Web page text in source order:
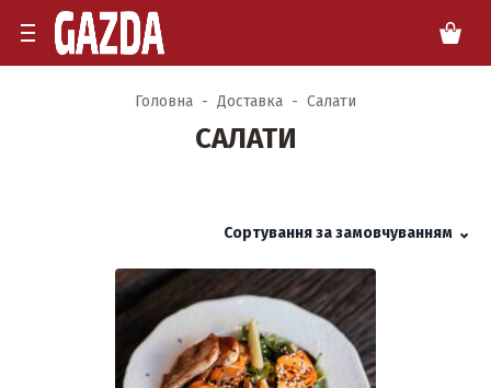
Головна Доставка Cалати
CАЛАТИ
Сортування за замовчуванням